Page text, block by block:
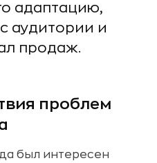
адаптацию,
аудитории и
продаж.
проблем
был интересен